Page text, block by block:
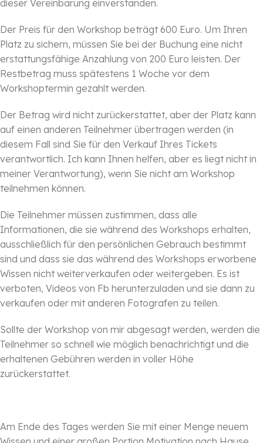
dieser Vereinbarung einverstanden.
Der Preis für den Workshop beträgt 600 Euro. Um Ihren
Platz zu sichern, müssen Sie bei der Buchung eine nicht
erstattungsfähige Anzahlung von 200 Euro leisten. Der
Restbetrag muss spätestens 1 Woche vor dem
Workshoptermin gezahlt werden.
Der Betrag wird nicht zurückerstattet, aber der Platz kann
auf einen anderen Teilnehmer übertragen werden (in
diesem Fall sind Sie für den Verkauf Ihres Tickets
verantwortlich. Ich kann Ihnen helfen, aber es liegt nicht in
meiner Verantwortung), wenn Sie nicht am Workshop
teilnehmen können.
Die Teilnehmer müssen zustimmen, dass alle
Informationen, die sie während des Workshops erhalten,
ausschließlich für den persönlichen Gebrauch bestimmt
sind und dass sie das während des Workshops erworbene
Wissen nicht weiterverkaufen oder weitergeben. Es ist
verboten, Videos von Fb herunterzuladen und sie dann zu
verkaufen oder mit anderen Fotografen zu teilen.
Sollte der Workshop von mir abgesagt werden, werden die
Teilnehmer so schnell wie möglich benachrichtigt und die
erhaltenen Gebühren werden in voller Höhe
zurückerstattet.
Am Ende des Tages werden Sie mit einer Menge neuem